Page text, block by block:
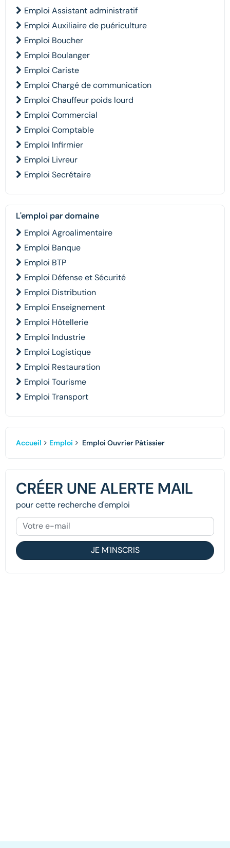
Emploi Assistant administratif
Emploi Auxiliaire de puériculture
Emploi Boucher
Emploi Boulanger
Emploi Cariste
Emploi Chargé de communication
Emploi Chauffeur poids lourd
Emploi Commercial
Emploi Comptable
Emploi Infirmier
Emploi Livreur
Emploi Secrétaire
L'emploi par domaine
Emploi Agroalimentaire
Emploi Banque
Emploi BTP
Emploi Défense et Sécurité
Emploi Distribution
Emploi Enseignement
Emploi Hôtellerie
Emploi Industrie
Emploi Logistique
Emploi Restauration
Emploi Tourisme
Emploi Transport
Accueil Emploi Emploi Ouvrier Pâtissier
CRÉER UNE ALERTE MAIL
pour cette recherche d'emploi
JE M'INSCRIS